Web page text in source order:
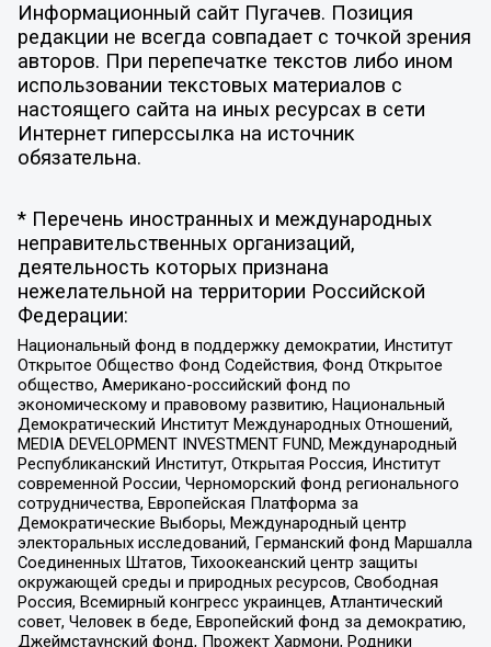
Информационный сайт Пугачев. Позиция
редакции не всегда совпадает с точкой зрения
авторов. При перепечатке текстов либо ином
использовании текстовых материалов с
настоящего сайта на иных ресурсах в сети
Интернет гиперссылка на источник
обязательна.
* Перечень иностранных и международных
неправительственных организаций,
деятельность которых признана
нежелательной на территории Российской
Федерации:
Национальный фонд в поддержку демократии, Институт
Открытое Общество Фонд Содействия, Фонд Открытое
общество, Американо-российский фонд по
экономическому и правовому развитию, Национальный
Демократический Институт Международных Отношений,
MEDIA DEVELOPMENT INVESTMENT FUND, Международный
Республиканский Институт, Открытая Россия, Институт
современной России, Черноморский фонд регионального
сотрудничества, Европейская Платформа за
Демократические Выборы, Международный центр
электоральных исследований, Германский фонд Маршалла
Соединенных Штатов, Тихоокеанский центр защиты
окружающей среды и природных ресурсов, Свободная
Россия, Всемирный конгресс украинцев, Атлантический
совет, Человек в беде, Европейский фонд за демократию,
Джеймстаунский фонд, Прожект Хармони, Родники